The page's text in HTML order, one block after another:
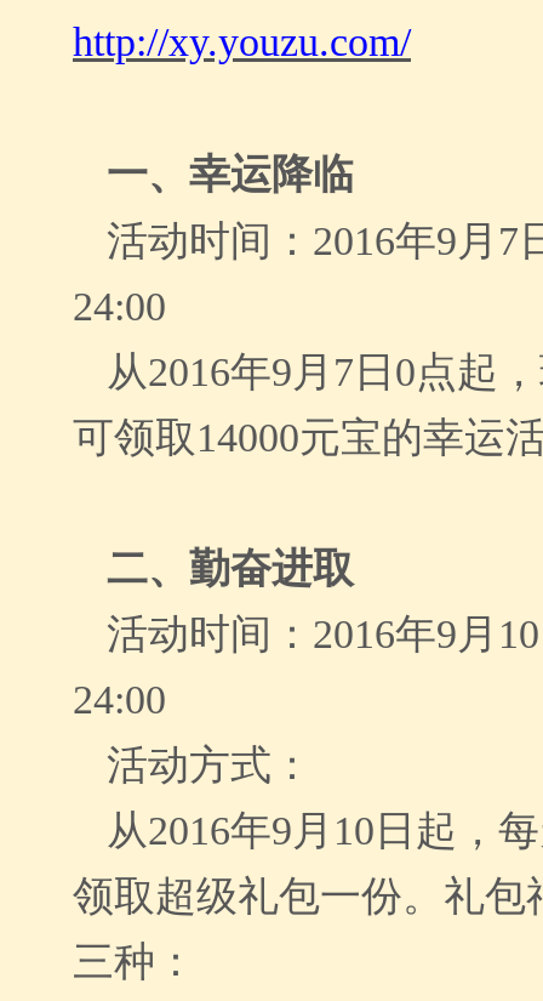
http://xy.youzu.com/
一、 幸运降临
活动时间： 2016年9月7
24:00
从2016年9月7日0点起
可领取14000元宝的幸运
二、勤奋进取
活动时间： 2016年9月
24:00
活动方式：
从2016年9月10日起，
领取超级礼包一份。礼包
三种：